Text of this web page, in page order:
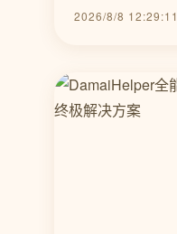
2026/8/8 12:29:11